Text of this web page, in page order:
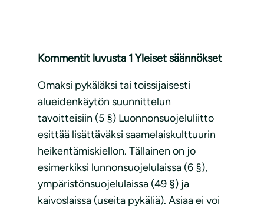
Kommentit luvusta 1 Yleiset säännökset
Omaksi pykäläksi tai toissijaisesti
alueidenkäytön suunnittelun
tavoitteisiin (5 §) Luonnonsuojeluliitto
esittää lisättäväksi saamelaiskulttuurin
heikentämiskiellon. Tällainen on jo
esimerkiksi lunnonsuojelulaissa (6 §),
ympäristönsuojelulaissa (49 §) ja
kaivoslaissa (useita pykäliä). Asiaa ei voi